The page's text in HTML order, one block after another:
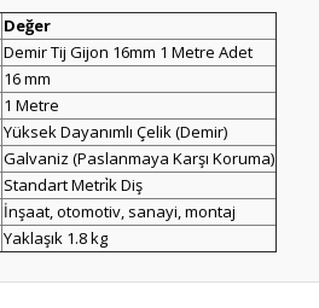
Değer
Demir Tij Gijon 16mm 1 Metre Adet
16 mm
1 Metre
Yüksek Dayanımlı Çelik (Demir)
Galvaniz (Paslanmaya Karşı Koruma)
Standart Metri̇k Diş
İnşaat, otomotiv, sanayi, montaj
Yaklaşık 1.8 kg